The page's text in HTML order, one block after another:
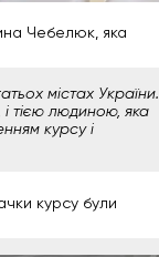
Чебелюк, яка
містах України.
тією людиною, яка
курсу і
курсу були